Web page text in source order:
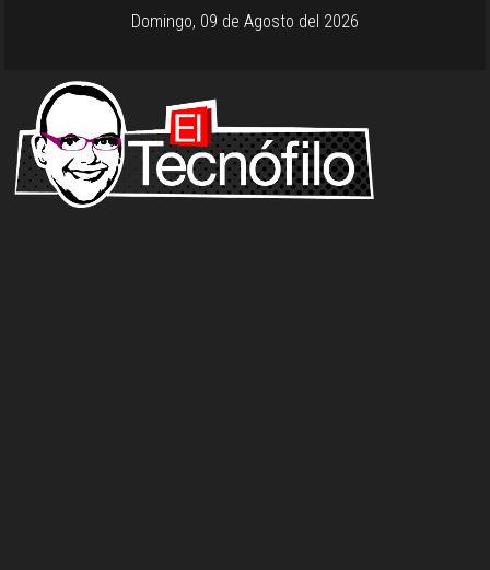
Domingo, 09 de Agosto del 2026